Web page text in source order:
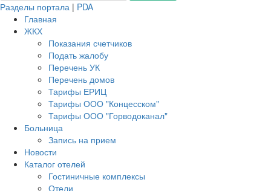
Разделы портала | PDA
Главная
ЖКХ
Показания счетчиков
Подать жалобу
Перечень УК
Перечень домов
Тарифы ЕРИЦ
Тарифы ООО "Концесском"
Тарифы ООО "Горводоканал"
Больница
Запись на прием
Новости
Каталог отелей
Гостиничные комплексы
Отели